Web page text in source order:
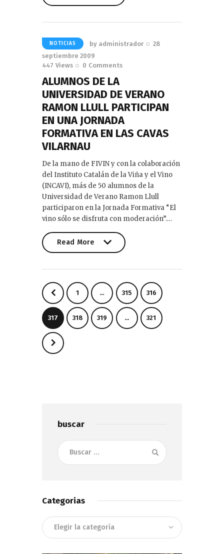
NOTICIAS by administrador
28
septiembre 2009
447 Views 0 Comments
ALUMNOS DE LA
UNIVERSIDAD DE VERANO
RAMON LLULL PARTICIPAN
EN UNA JORNADA
FORMATIVA EN LAS CAVAS
VILARNAU
De la mano de FIVIN y con la colaboración
del Instituto Catalán de la Viña y el Vino
(INCAVI), más de 50 alumnos de la
Universidad de Verano Ramon Llull
participaron en la Jornada Formativa “El
vino sólo se disfruta con moderación”.…
Read More
Paginación
de
entradas
PAGE
1 … PAGE
315 PAGE
316
PAGE
317 PAGE
318 PAGE
319 … PAGE
321
buscar
Buscar:
Categorias
Categorias